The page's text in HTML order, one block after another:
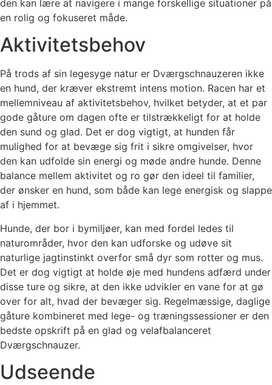
den kan lære at navigere i mange forskellige situationer på
en rolig og fokuseret måde.
Aktivitetsbehov
På trods af sin legesyge natur er Dværgschnauzeren ikke
en hund, der kræver ekstremt intens motion. Racen har et
mellemniveau af aktivitetsbehov, hvilket betyder, at et par
gode gåture om dagen ofte er tilstrækkeligt for at holde
den sund og glad. Det er dog vigtigt, at hunden får
mulighed for at bevæge sig frit i sikre omgivelser, hvor
den kan udfolde sin energi og møde andre hunde. Denne
balance mellem aktivitet og ro gør den ideel til familier,
der ønsker en hund, som både kan lege energisk og slappe
af i hjemmet.
Hunde, der bor i bymiljøer, kan med fordel ledes til
naturområder, hvor den kan udforske og udøve sit
naturlige jagtinstinkt overfor små dyr som rotter og mus.
Det er dog vigtigt at holde øje med hundens adfærd under
disse ture og sikre, at den ikke udvikler en vane for at gø
over for alt, hvad der bevæger sig. Regelmæssige, daglige
gåture kombineret med lege- og træningssessioner er den
bedste opskrift på en glad og velafbalanceret
Dværgschnauzer.
Udseende